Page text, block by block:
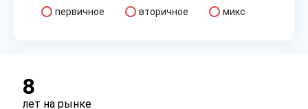
первичное вторичное микс
8
лет на рынке